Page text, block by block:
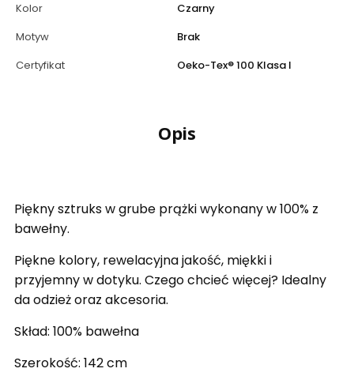
Kolor
Czarny
Motyw
Brak
Certyfikat
Oeko-Tex® 100 Klasa I
Opis
Piękny sztruks w grube prążki wykonany w 100% z
bawełny.
Piękne kolory, rewelacyjna jakość, miękki i
przyjemny w dotyku. Czego chcieć więcej? Idealny
da odzież oraz akcesoria.
Skład: 100% bawełna
Szerokość: 142 cm